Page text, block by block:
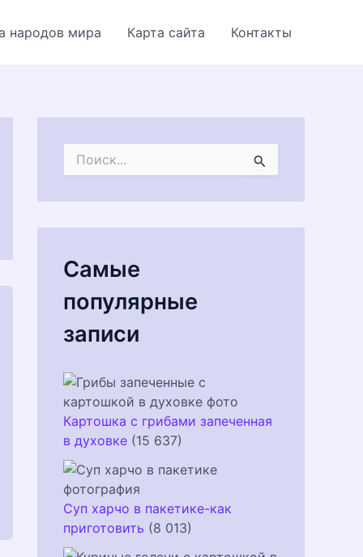
народов мира Карта сайта Контакты
с
:
Самые
популярные
записи
Картошка с грибами запеченная
в духовке (15 637)
Суп харчо в пакетике-как
приготовить (8 013)